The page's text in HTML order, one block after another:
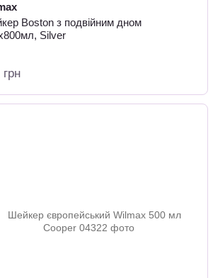
Boston з подвійним дном
Silver
грн